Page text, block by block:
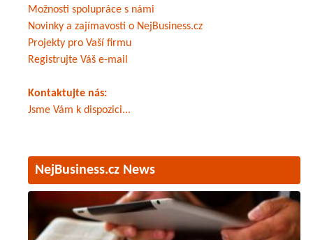
Možnosti spolupráce s námi
Novinky a zajímavosti o NejBusiness.cz
Projekty pro Vaší firmu
Registrujte Váš e-mail
Kontaktujte nás:
Jsme Vám k dispozici...
NejBusiness.cz News